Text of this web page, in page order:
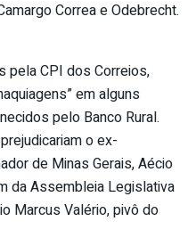
Correa e Odebrecht.
pela CPI dos Correios,
em alguns
pelo Banco Rural.
o ex-
de Minas Gerais, Aécio
da Assembleia Legislativa
Marcus Valério, pivô do